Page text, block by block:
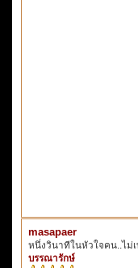
masapaer
หนึ่งวินาทีในหัวใจคน..ไม่เ
บรรณารักษ์